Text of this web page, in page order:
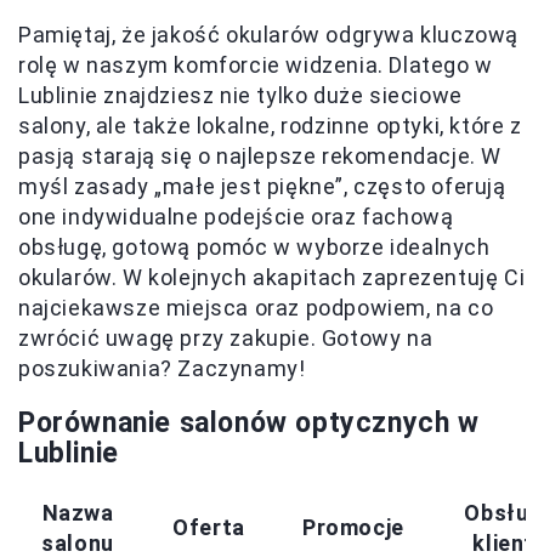
Pamiętaj, że jakość okularów odgrywa kluczową
rolę w naszym komforcie widzenia. Dlatego w
Lublinie znajdziesz nie tylko duże sieciowe
salony, ale także lokalne, rodzinne optyki, które z
pasją starają się o najlepsze rekomendacje. W
myśl zasady „małe jest piękne”, często oferują
one indywidualne podejście oraz fachową
obsługę, gotową pomóc w wyborze idealnych
okularów. W kolejnych akapitach zaprezentuję Ci
najciekawsze miejsca oraz podpowiem, na co
zwrócić uwagę przy zakupie. Gotowy na
poszukiwania? Zaczynamy!
Porównanie salonów optycznych w
Lublinie
Nazwa
salonu
Oferta Promocje